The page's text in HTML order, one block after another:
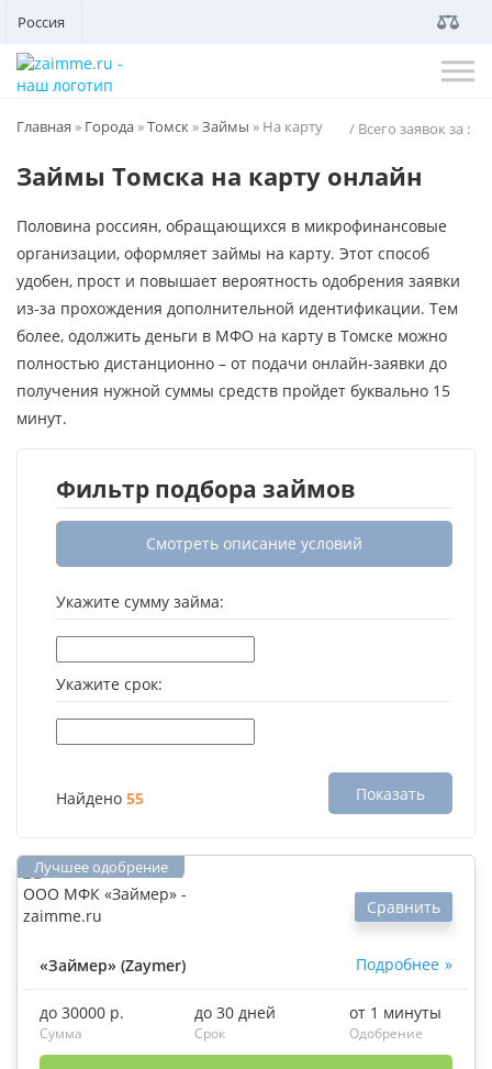
Россия
Главная » Города»Томск »Займы » На карту / Всего заявок за :
Займы Томска на карту онлайн
Половина россиян, обращающихся в микрофинансовые
организации, оформляет займы на карту. Этот способ
удобен, прост и повышает вероятность одобрения заявки
из-за прохождения дополнительной идентификации. Тем
более, одолжить деньги в МФО на карту в Томске можно
полностью дистанционно – от подачи онлайн-заявки до
получения нужной суммы средств пройдет буквально 15
минут.
Фильтр подбора займов
Смотреть описание условий
Укажите сумму займа:
Укажите срок:
Найдено 55 Показать
«Займер» (Zaymer) Подробнее
Сравнить
до 30000 р.
Сумма
до 30 дней
Срок
от 1 минуты
Одобрение